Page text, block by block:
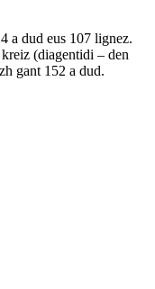
a dud eus 107 lignez.
(diagentidi – den
gant 152 a dud.